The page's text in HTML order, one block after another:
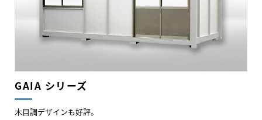
GAIA シリーズ
木目調デザインも好評。